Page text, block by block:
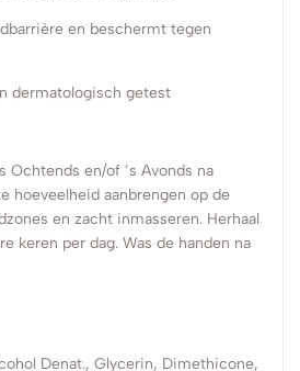
en beschermt tegen
dermatologisch getest
Ochtends en/of ’s Avonds na
hoeveelheid aanbrengen op de
en zacht inmasseren. Herhaal
keren per dag. Was de handen na
Denat., Glycerin, Dimethicone,